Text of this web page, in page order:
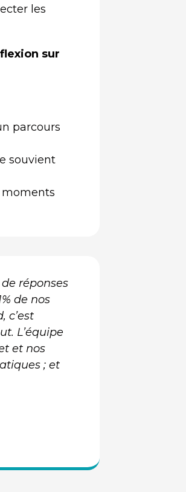
les
sur
parcours
souvient
moments
réponses
de nos
c’est
L’équipe
et nos
; et